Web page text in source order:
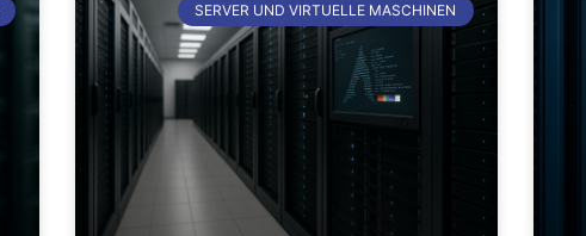
SERVER UND VIRTUELLE MASCHINEN